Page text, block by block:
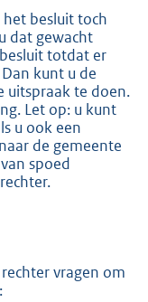
besluit toch
dat gewacht
totdat er
kunt u de
uitspraak te doen.
Let op: u kunt
u ook een
de gemeente
spoed
vragen om